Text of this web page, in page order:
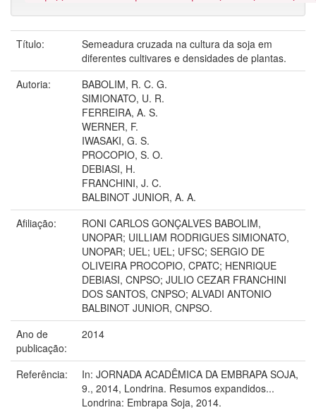
Título:
Semeadura cruzada na cultura da soja em
diferentes cultivares e densidades de plantas.
Autoria:
BABOLIM, R. C. G.
SIMIONATO, U. R.
FERREIRA, A. S.
WERNER, F.
IWASAKI, G. S.
PROCOPIO, S. O.
DEBIASI, H.
FRANCHINI, J. C.
BALBINOT JUNIOR, A. A.
Afiliação:
RONI CARLOS GONÇALVES BABOLIM,
UNOPAR; UILLIAM RODRIGUES SIMIONATO,
UNOPAR; UEL; UEL; UFSC; SERGIO DE
OLIVEIRA PROCOPIO, CPATC; HENRIQUE
DEBIASI, CNPSO; JULIO CEZAR FRANCHINI
DOS SANTOS, CNPSO; ALVADI ANTONIO
BALBINOT JUNIOR, CNPSO.
Ano de
publicação:
2014
Referência:
In: JORNADA ACADÊMICA DA EMBRAPA SOJA,
9., 2014, Londrina. Resumos expandidos...
Londrina: Embrapa Soja, 2014.